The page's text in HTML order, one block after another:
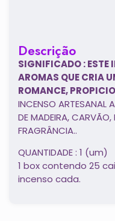
Descrição
SIGNIFICADO : ESTE
AROMAS QUE CRIA
ROMANCE,
INCENSO ARTESANAL
DE MADEIRA, CARVÃO,
FRAGRÂNCIA..
QUANTIDADE : 1 (um)
1 box contendo 25
incenso cada.